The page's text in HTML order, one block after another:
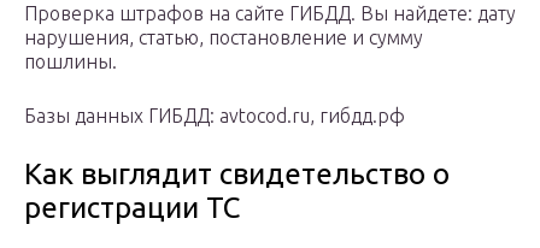
Проверка штрафов на сайте ГИБДД. Вы найдете: дату
нарушения, статью, постановление и сумму
пошлины.
Базы данных ГИБДД: avtocod.ru, гибдд.рф
Как выглядит свидетельство о
регистрации ТС